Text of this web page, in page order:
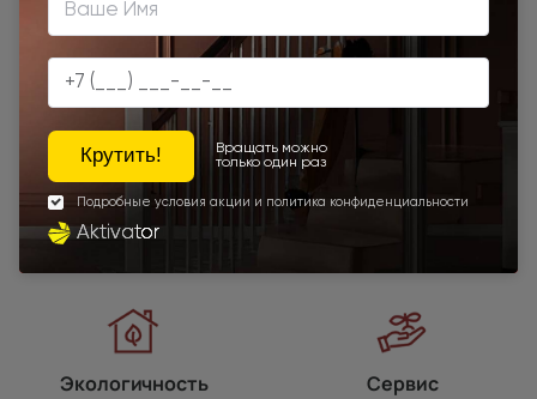
Программы
лояльности
Экологичность Сервис